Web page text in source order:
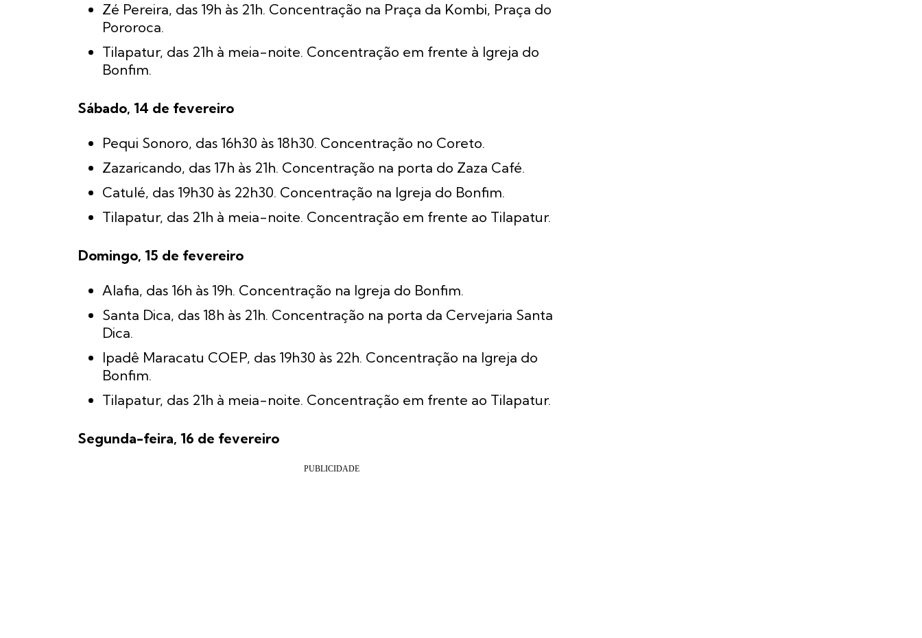
Zé Pereira, das 19h às 21h. Concentração na Praça da Kombi, Praça do
Pororoca.
Tilapatur, das 21h à meia-noite. Concentração em frente à Igreja do
Bonfim.
Sábado, 14 de fevereiro
Pequi Sonoro, das 16h30 às 18h30. Concentração no Coreto.
Zazaricando, das 17h às 21h. Concentração na porta do Zaza Café.
Catulé, das 19h30 às 22h30. Concentração na Igreja do Bonfim.
Tilapatur, das 21h à meia-noite. Concentração em frente ao Tilapatur.
Domingo, 15 de fevereiro
Alafia, das 16h às 19h. Concentração na Igreja do Bonfim.
Santa Dica, das 18h às 21h. Concentração na porta da Cervejaria Santa
Dica.
Ipadê Maracatu COEP, das 19h30 às 22h. Concentração na Igreja do
Bonfim.
Tilapatur, das 21h à meia-noite. Concentração em frente ao Tilapatur.
Segunda-feira, 16 de fevereiro